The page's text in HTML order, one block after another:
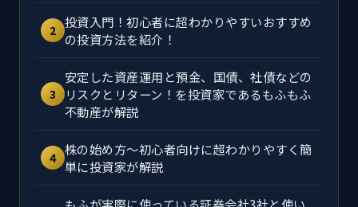
2 投資入門！初心者に超わかりやすいおすすめ
の投資方法を紹介！
3
安定した資産運用と預金、国債、社債などの
リスクとリターン！を投資家であるもふもふ
不動産が解説
4 株の始め方～初心者向けに超わかりやすく簡
単に投資家が解説